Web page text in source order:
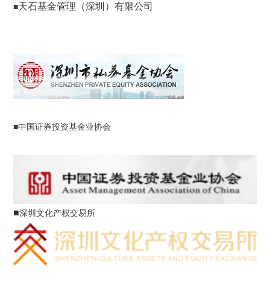
■天石基金管理（深圳）有限公司
■中国证券投资基金业协会
■深圳文化产权交易所